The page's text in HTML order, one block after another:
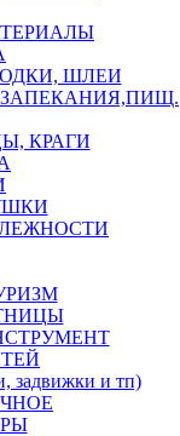
ШЛЕИ
КРАГИ
и тп)